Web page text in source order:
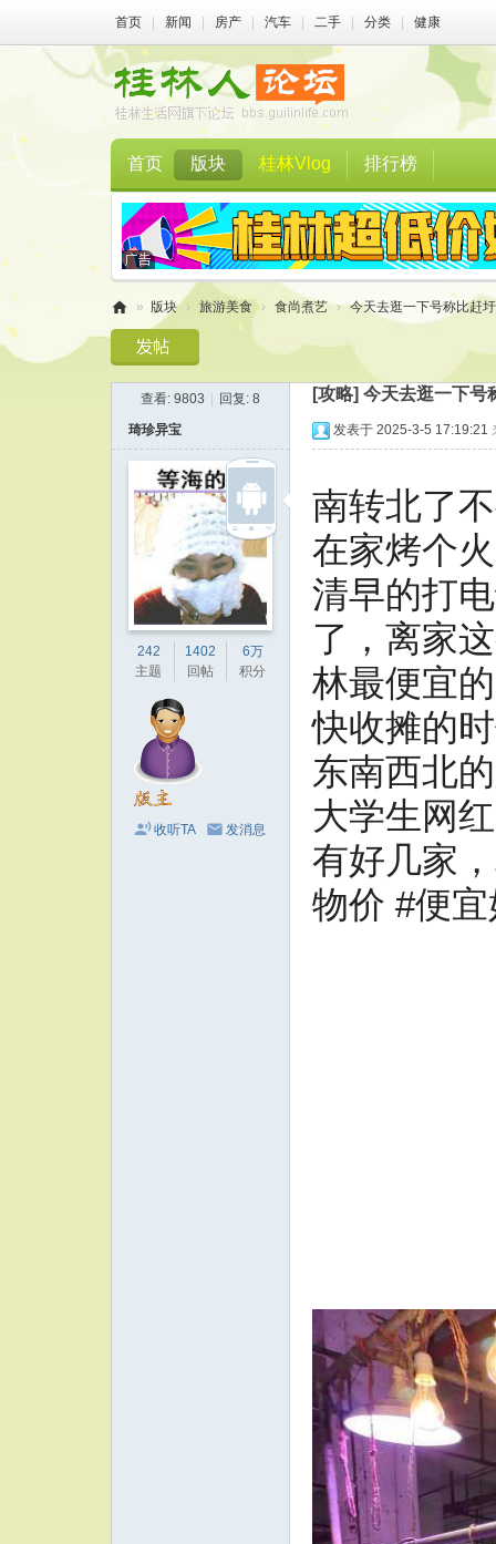
首页 新闻 房产 汽车 二手 分类 健康
首页 版块 桂林Vlog 排行榜
林
» 版块 › 旅游美食 › 食尚煮艺 › 今天去逛一下号称比赶
查看: 9803 回复: 8 [攻略] 今天去逛一下号
琦珍异宝
242
主题
1402
回帖
6万
积分
收听TA 发消息
发表于 2025-3-5 17:19:21
南转北了
在家烤个
清早的打
了，离家
林最便宜
快收摊的
东南西北
大学生网
有好几家
物价 #便